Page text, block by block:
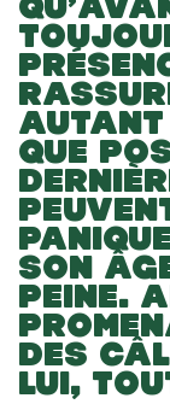
QUE
SON
PEINE.
DES
LUI,